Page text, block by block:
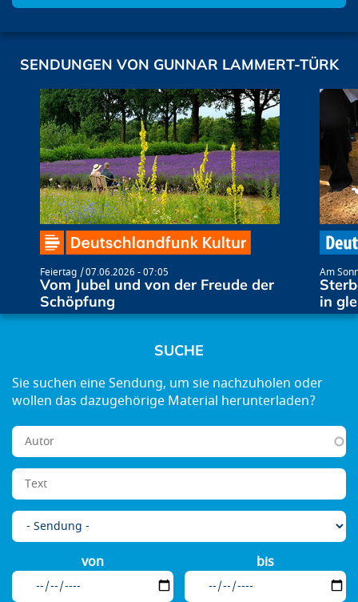
SENDUNGEN VON GUNNAR LAMMERT-TÜRK
Feiertag 07.06.2026 - 07:05
Vom Jubel und von der Freude der
Schöpfung
Am
in
SUCHE
von bis